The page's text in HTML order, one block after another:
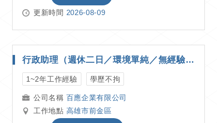
更新時間 2026-08-09
行政助理（週休二日／環境單純／無經驗可）
1~2年工作經驗 學歷不拘
百應企業有限公司
工作地點 高雄市前金區